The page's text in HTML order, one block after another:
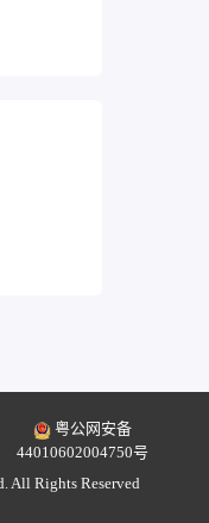
粤公网安备
44010602004750号
All Rights Reserved